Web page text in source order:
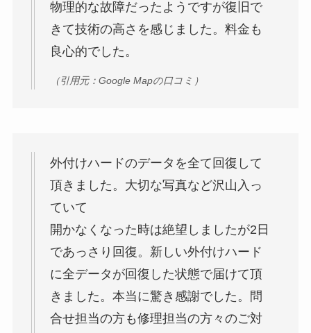
物理的な故障だったようですが復旧で
きて技術の高さを感じました。料金も
良心的でした。
（引用元：Google Mapの口コミ）
外付けハードのデータを全て回復して
頂きました。大切な写真など沢山入っ
ていて
開かなくなった時は絶望しましたが2日
であっさり回復。新しい外付けハード
に全データが回復した状態で届けて頂
きました。本当に驚き感謝でした。問
合せ担当の方も修理担当の方々のご対